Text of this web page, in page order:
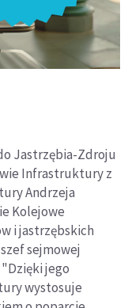
Jastrzębia-Zdroju
Infrastruktury z
Andrzeja
Kolejowe
i jastrzębskich
sejmowej
jego
wystosuje